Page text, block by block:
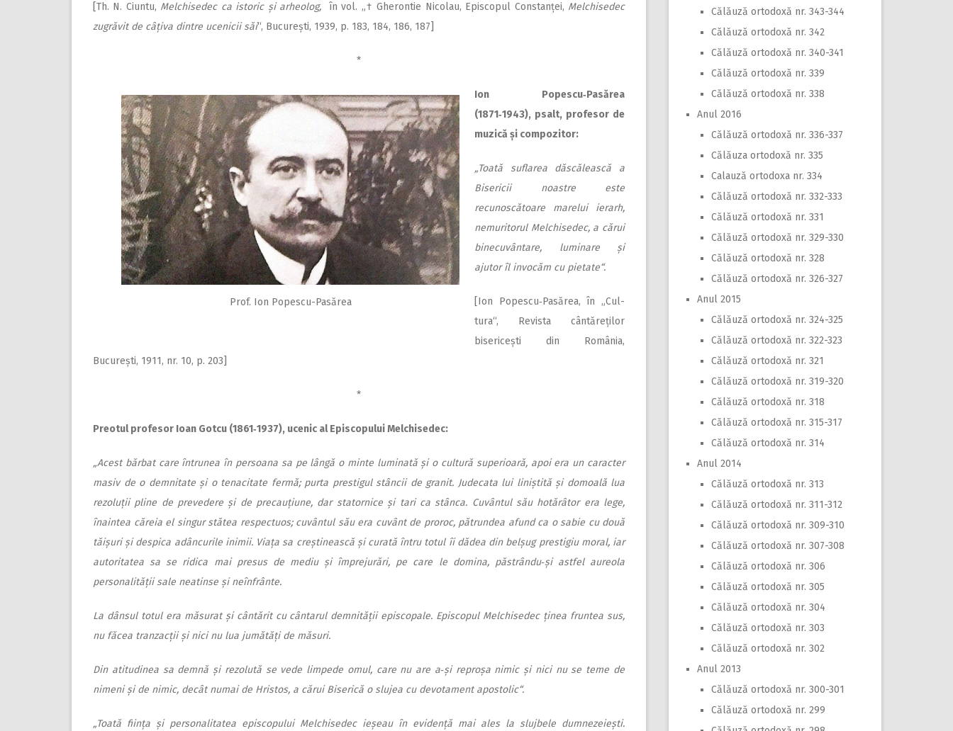
[Th. N. Ciuntu, Melchisedec ca istoric și arheolog, în vol. „† Ghe­rontie Nicolau, Episcopul Constanței, Melchisedec
zugrăvit de câțiva dintre ucenicii săi“, București, 1939, p. 183, 184, 186, 187]
*
Prof. Ion Popescu-Pasărea
Ion Popescu‑Pasărea
(1871‑1943), psalt, profesor de
muzică și compozitor:
„Toată suflarea dăscălească a
Bisericii noastre este
recunoscătoare marelui ierarh,
nemuritorul Melchisedec, a cărui
binecuvântare, luminare și
ajutor îl invocăm cu pietate“.
[Ion Popescu‑Pasărea, în „Cul­
tura“, Revista cântăreților
bisericești din România,
București, 1911, nr. 10, p. 203]
*
Preotul profesor Ioan Gotcu (1861‑1937), ucenic al Episcopului Melchisedec:
„Acest bărbat care întrunea în persoana sa pe lângă o minte luminată și o cultură superioară, apoi era un caracter
masiv de o demnitate și o tenacitate fermă; purta prestigul stâncii de granit. Judecata lui liniștită și domoală lua
rezoluții pline de prevedere și de precauțiune, dar statornice și tari ca stânca. Cuvântul său hotărâtor era lege,
înaintea căreia el singur stătea respectuos; cuvântul său era cuvânt de proroc, pătrundea afund ca o sabie cu două
tăișuri și despica adâncurile inimii. Viața sa creștinească și curată întru totul îi dădea din belșug prestigiu moral, iar
autoritatea sa se ridica mai presus de mediu și împrejurări, pe care le domina, păstrându‑și astfel aureola
personalității sale neatinse și neînfrânte.
La dânsul totul era măsurat și cântărit cu cântarul demnității episcopale. Episcopul Melchisedec ținea fruntea sus,
nu făcea tranzacții și nici nu lua jumătăți de măsuri.
Din atitudinea sa demnă și rezolută se vede limpede omul, care nu are a‑și reproșa nimic și nici nu se teme de
nimeni și de nimic, decât numai de Hristos, a cărui Biserică o slujea cu devotament apostolic“.
„Toată ființa și personalitatea episcopului Melchisedec ieșeau în evidență mai ales la slujbele dumnezeiești.
Călăuză ortodoxă nr. 343-344
Călăuză ortodoxă nr. 342
Călăuză ortodoxă nr. 340-341
Călăuză ortodoxă nr. 339
Călăuză ortodoxă nr. 338
Anul 2016
Călăuză ortodoxă nr. 336-337
Călăuza ortodoxă nr. 335
Calauză ortodoxa nr. 334
Călăuză ortodoxă nr. 332-333
Călăuză ortodoxă nr. 331
Călăuză ortodoxă nr. 329-330
Călăuză ortodoxă nr. 328
Călăuză ortodoxă nr. 326-327
Anul 2015
Călăuză ortodoxă nr. 324-325
Călăuză ortodoxă nr. 322-323
Călăuză ortodoxă nr. 321
Călăuză ortodoxă nr. 319-320
Călăuză ortodoxă nr. 318
Călăuză ortodoxă nr. 315-317
Călăuză ortodoxă nr. 314
Anul 2014
Călăuză ortodoxă nr. 313
Călăuză ortodoxă nr. 311-312
Călăuză ortodoxă nr. 309-310
Călăuză ortodoxă nr. 307-308
Călăuză ortodoxă nr. 306
Călăuză ortodoxă nr. 305
Călăuză ortodoxă nr. 304
Călăuză ortodoxă nr. 303
Călăuză ortodoxă nr. 302
Anul 2013
Călăuză ortodoxă nr. 300-301
Călăuză ortodoxă nr. 299